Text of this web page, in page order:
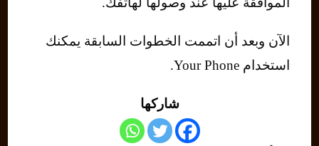
الآن وبعد أن اتممت الخطوات السابقة يمكنك
استخدام Your Phone.
شاركها